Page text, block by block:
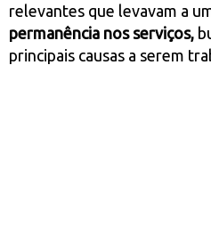
relevantes que levavam a
permanência nos serviços,
principais causas a serem